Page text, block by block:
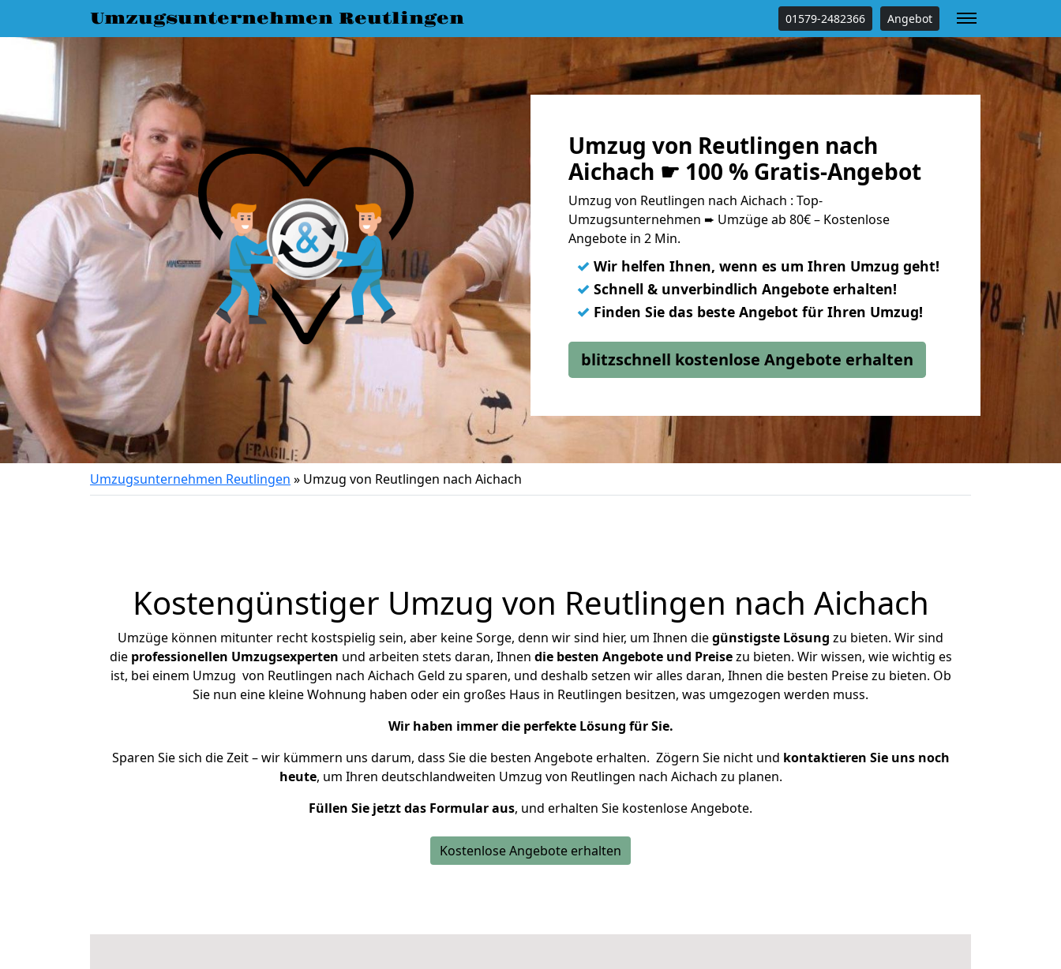
Umzugsunternehmen Reutlingen 01579-2482366 Angebot
Umzug von Reutlingen nach
Aichach ☛ 100 % Gratis-Angebot
Umzug von Reutlingen nach Aichach : Top-
Umzugsunternehmen ➨ Umzüge ab 80€ – Kostenlose
Angebote in 2 Min.
✓ Wir helfen Ihnen, wenn es um Ihren Umzug geht!
✓ Schnell & unverbindlich Angebote erhalten!
✓ Finden Sie das beste Angebot für Ihren Umzug!
blitzschnell kostenlose Angebote erhalten
Umzugsunternehmen Reutlingen » Umzug von Reutlingen nach Aichach
Kostengünstiger Umzug von Reutlingen nach Aichach
Umzüge können mitunter recht kostspielig sein, aber keine Sorge, denn wir sind hier, um Ihnen diegünstigste Lösung zu bieten. Wir sind
die professionellen Umzugsexperten und arbeiten stets daran, Ihnen die besten Angebote und Preisezu bieten. Wir wissen, wie wichtig es
ist, bei einem Umzug von Reutlingen nach Aichach Geld zu sparen, und deshalb setzen wir alles daran, Ihnen die besten Preise zu bieten. Ob
Sie nun eine kleine Wohnung haben oder ein großes Haus in Reutlingen besitzen, was umgezogen werden muss.
Wir haben immer die perfekte Lösung für Sie.
Sparen Sie sich die Zeit – wir kümmern uns darum, dass Sie die besten Angebote erhalten. Zögern Sie nicht und kontaktieren Sie uns noch
heute, um Ihren deutschlandweiten Umzug von Reutlingen nach Aichach zu planen.
Füllen Sie jetzt das Formular aus, und erhalten Sie kostenlose Angebote.
Kostenlose Angebote erhalten